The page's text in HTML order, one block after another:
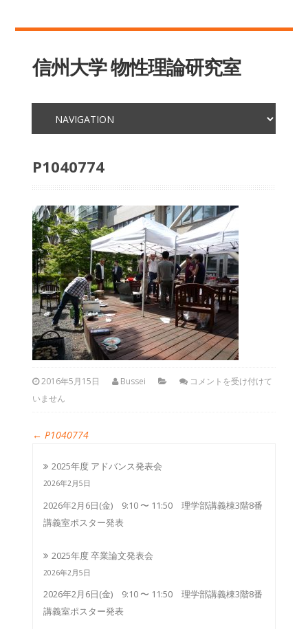
信州大学 物性理論研究室
P1040774
2016年5月15日 Bussei
コメントを受け付けて
いません
← P1040774
2025年度 アドバンス発表会
2026年2月5日
2026年2月6日(金) 9:10 〜 11:50 理学部講義棟3階8番
講義室ポスター発表
2025年度 卒業論文発表会
2026年2月5日
2026年2月6日(金) 9:10 〜 11:50 理学部講義棟3階8番
講義室ポスター発表